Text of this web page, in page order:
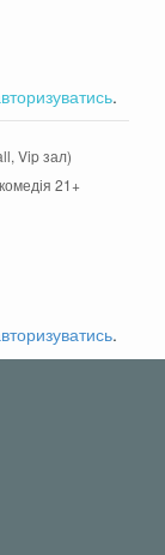
.
Vip зал)
21+
.